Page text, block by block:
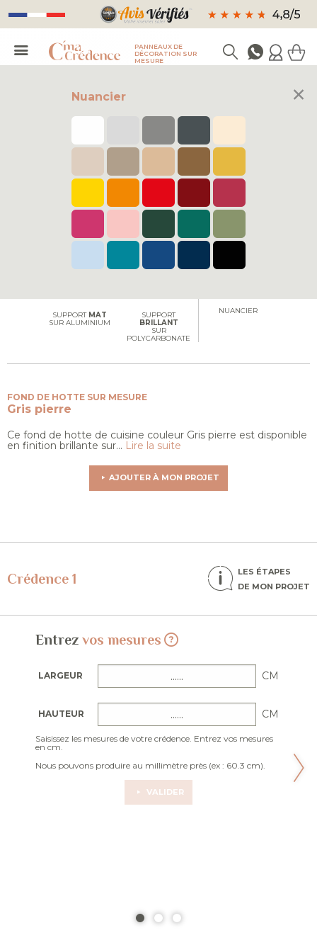
PANNEAUX DE
DÉCORATION SUR
MESURE
Nuancier ×
FORMAT
FORMAT FRISE
SUPPORT MAT
SUR ALUMINIUM
SUPPORT
BRILLANT
SUR
POLYCARBONATE
NUANCIER
FOND DE HOTTE SUR MESURE
Gris pierre
Ce fond de hotte de cuisine couleur Gris pierre est disponible
en finition brillante sur... Lire la suite
AJOUTER À MON PROJET
Crédence 1
LES ÉTAPES
DE MON PROJET
Entrez vos mesures
LARGEUR CM
HAUTEUR CM
Saisissez les mesures de votre crédence. Entrez vos mesures
en cm.
Nous pouvons produire au millimètre près (ex : 60.3 cm).
VALIDER